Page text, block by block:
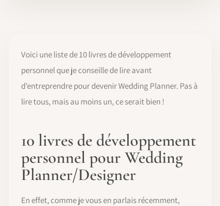
Voici une liste de 10 livres de développement
personnel que je conseille de lire avant
d'entreprendre pour devenir Wedding Planner. Pas à
lire tous, mais au moins un, ce serait bien !
10 livres de développement
personnel pour Wedding
Planner/Designer
En effet, comme je vous en parlais récemment,